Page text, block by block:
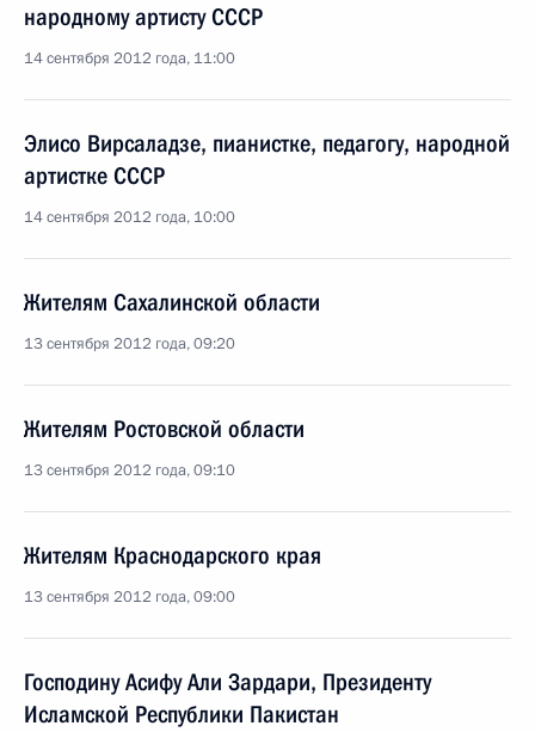
народному артисту СССР
14 сентября 2012 года, 11:00
Элисо Вирсаладзе, пианистке, педагогу, народной
артистке СССР
14 сентября 2012 года, 10:00
Жителям Сахалинской области
13 сентября 2012 года, 09:20
Жителям Ростовской области
13 сентября 2012 года, 09:10
Жителям Краснодарского края
13 сентября 2012 года, 09:00
Господину Асифу Али Зардари, Президенту
Исламской Республики Пакистан